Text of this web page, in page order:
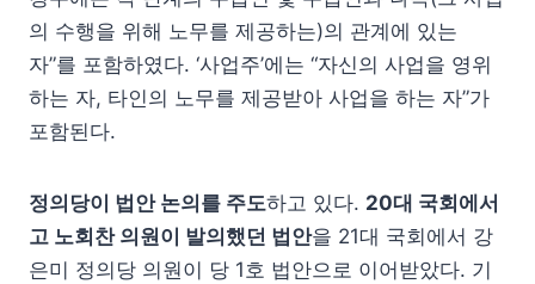
의 수행을 위해 노무를 제공하는)의 관계에 있는
자”를 포함하였다. ‘사업주’에는 “자신의 사업을 영위
하는 자, 타인의 노무를 제공받아 사업을 하는 자”가
포함된다.
정의당이 법안 논의를 주도하고 있다. 20대 국회에서
고 노회찬 의원이 발의했던 법안을 21대 국회에서 강
은미 정의당 의원이 당 1호 법안으로 이어받았다. 기